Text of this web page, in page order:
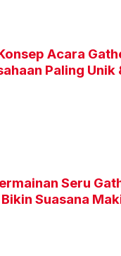
Acara
Paling
Seru
Suasana